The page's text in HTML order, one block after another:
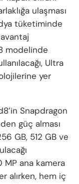
ulaşması
tüketiminde
modelinde
Ultra
yer
Snapdragon
güç alması
GB, 512 GB ve
MP ana kamera
alırken, hem iç